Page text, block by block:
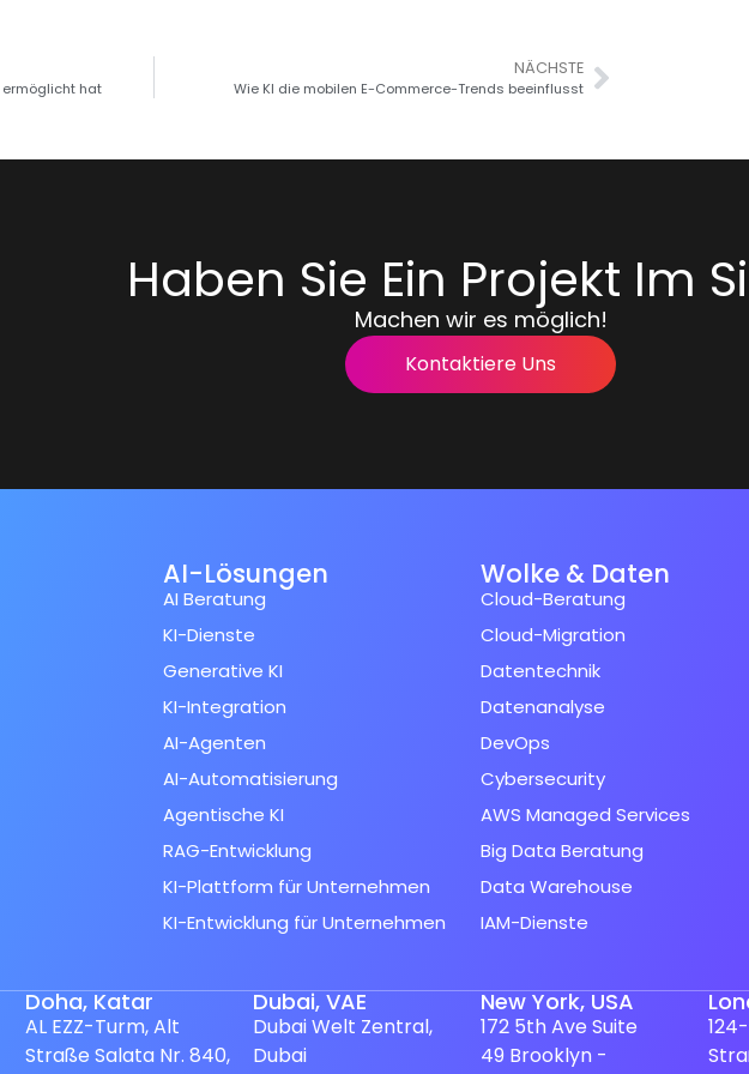
ermöglicht hat
NÄCHSTE
Wie KI die mobilen E-Commerce-Trends beeinflusst
Haben Sie Ein Projekt Im
Machen wir es möglich!
Kontaktiere Uns
AI-Lösungen
AI Beratung
KI-Dienste
Generative KI
KI-Integration
AI-Agenten
AI-Automatisierung
Agentische KI
RAG-Entwicklung
KI-Plattform für Unternehmen
KI-Entwicklung für Unternehmen
Wolke & Daten
Cloud-Beratung
Cloud-Migration
Datentechnik
Datenanalyse
DevOps
Cybersecurity
AWS Managed Services
Big Data Beratung
Data Warehouse
IAM-Dienste
Doha, Katar
AL EZZ-Turm, Alt
Straße Salata Nr. 840,
Dubai, VAE
Dubai Welt Zentral,
Dubai
New York, USA
172 5th Ave Suite
49 Brooklyn -